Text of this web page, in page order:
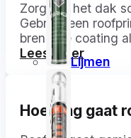
Lijmen
Zorg dat het dak
Gebruik een
breng de coating
Lees meer
Hoe lang gaat